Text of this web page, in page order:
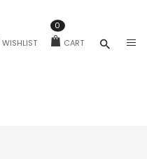
WISHLIST CART
0